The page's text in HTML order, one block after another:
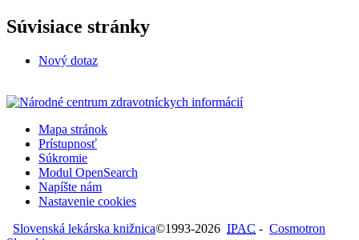
Súvisiace stránky
Nový dotaz
Mapa stránok
Prístupnosť
Súkromie
Modul OpenSearch
Napíšte nám
Nastavenie cookies
Slovenská lekárska knižnica©1993-2026 IPAC - Cosmotron